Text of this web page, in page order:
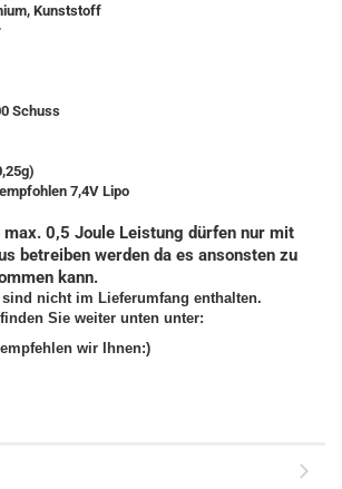
Kunststoff
Schuss
7,4V Lipo
0,5 Joule Leistung dürfen nur mit
betreiben werden da es ansonsten zu
kann.
nicht im Lieferumfang enthalten.
Sie weiter unten unter:
wir Ihnen:)